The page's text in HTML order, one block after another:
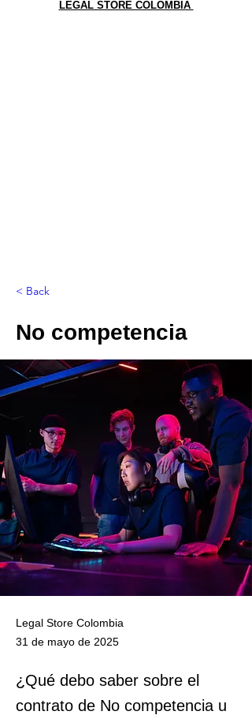
LEGAL STORE COLOMBIA
< Back
No competencia
Legal Store Colombia
31 de mayo de 2025
¿Qué debo saber sobre el
contrato de No competencia u